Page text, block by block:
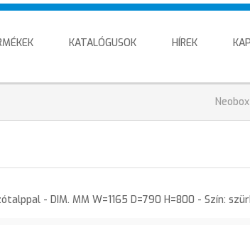
KATALÓGUSOK HÍREK
hely
Neobox
- DIM. MM W=1165 D=790 H=800 - Szín: